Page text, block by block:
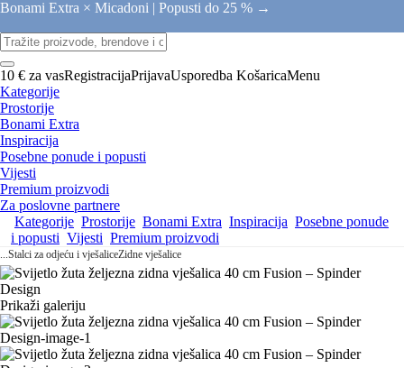
Bonami Extra × Micadoni | Popusti do 25 % →
10 € za vasRegistracijaPrijavaUsporedba KošaricaMenu
Kategorije
Prostorije
Bonami Extra
Inspiracija
Posebne ponude i popusti
Vijesti
Premium proizvodi
Za poslovne partnere
Kategorije Prostorije Bonami Extra Inspiracija Posebne ponude
i popusti Vijesti Premium proizvodi
...Stalci za odjeću i vješaliceZidne vješalice
Prikaži galeriju